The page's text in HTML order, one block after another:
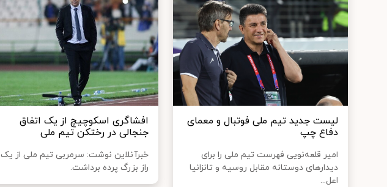
لیست جدید تیم ملی فوتبال و معمای
دفاع چپ
امیر قلعه‌نویی فهرست تیم ملی را برای
دیدارهای دوستانه مقابل روسیه و تانزانیا
اعل...
افشاگری اسکوچیچ از یک اتفاق
جنجالی در رختکن تیم ملی
خبرآنلاین نوشت: سرمربی تیم ملی از یک
راز بزرگ پرده برداشت.